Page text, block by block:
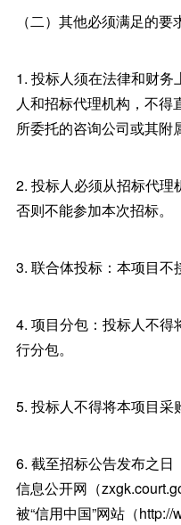
（二）其他必须满足的要
1. 投标人须在法律和财
人和招标代理机构，不得
所委托的咨询公司或其附
2. 投标人必须从招标代理
否则不能参加本次招标。
3. 联合体投标：本项目不
4. 项目分包：投标人不
行分包。
5. 投标人不得将本项目采
6. 截至招标公告发布之
信息公开网（
被“信用中国”网站（